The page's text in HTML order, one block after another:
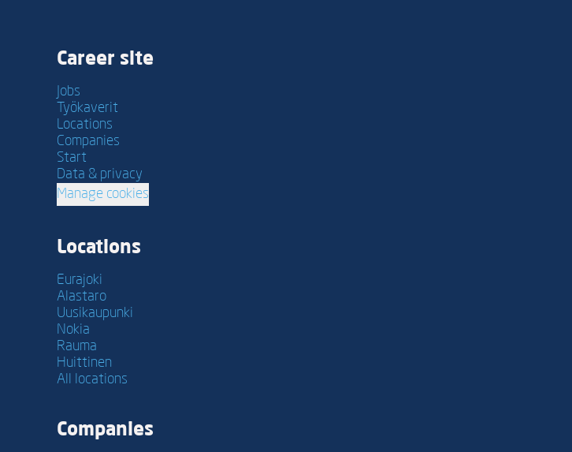
Career site
Jobs
Työkaverit
Locations
Companies
Start
Data & privacy
Manage cookies
Locations
Eurajoki
Alastaro
Uusikaupunki
Nokia
Rauma
Huittinen
All locations
Companies